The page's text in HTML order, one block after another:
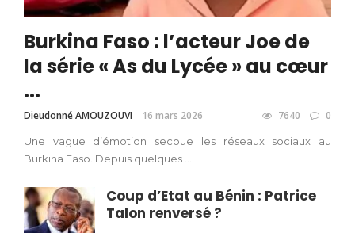
Burkina Faso : l’acteur Joe de
la série « As du Lycée » au cœur
...
Dieudonné AMOUZOUVI 16 mars 2026 7640 0
Une vague d’émotion secoue les réseaux sociaux au
Burkina Faso. Depuis quelques ...
Coup d’Etat au Bénin : Patrice
Talon renversé ?